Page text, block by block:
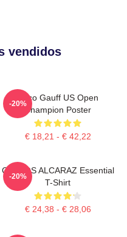
vendidos
Coco Gauff US Open
Champion Poster
€ 18,21 - € 42,22
-20%
CARLOS ALCARAZ Essential
T-Shirt
€ 24,38 - € 28,06
-20%